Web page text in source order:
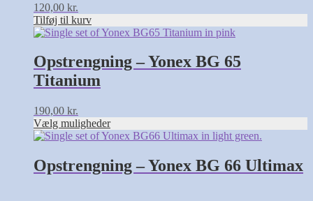
120,00 kr.
Tilføj til kurv
Opstrengning – Yonex BG 65
Titanium
190,00 kr.
Vælg muligheder
Dette
har
flere
varianter.
kan
vælges
på
varesiden
Opstrengning – Yonex BG 66 Ultimax
Dette
har
flere